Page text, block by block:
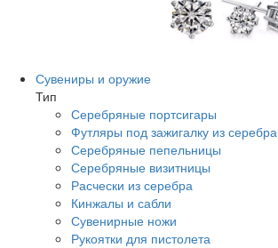
Сувениры и оружие
Тип
Серебряные портсигары
Футляры под зажигалку из серебра
Серебряные пепельницы
Серебряные визитницы
Расчески из серебра
Кинжалы и сабли
Сувенирные ножи
Рукоятки для пистолета